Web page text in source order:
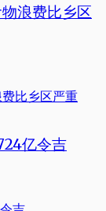
浪费比乡区
亿令吉